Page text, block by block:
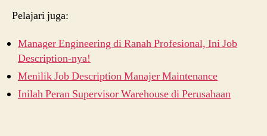
Pelajari juga:
Manager Engineering di Ranah Profesional, Ini Job
Description-nya!
Menilik Job Description Manajer Maintenance
Inilah Peran Supervisor Warehouse di Perusahaan